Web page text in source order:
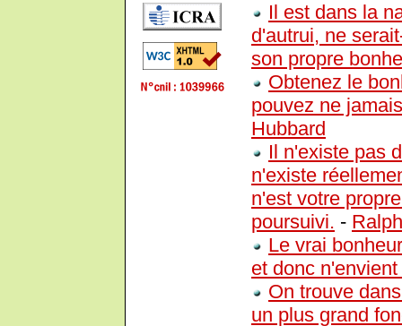
Il est dans la
d'autrui, ne
son propre
Obtenez le
pouvez ne
Hubbard
Il n'existe pas
n'existe
n'est votre
poursuivi. -
Le vrai
et donc
On trouve
un plus grand